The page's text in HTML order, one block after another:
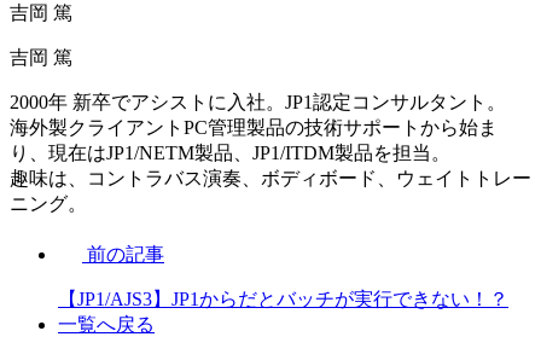
吉岡 篤
吉岡 篤
2000年 新卒でアシストに入社。JP1認定コンサルタント。
海外製クライアントPC管理製品の技術サポートから始ま
り、現在はJP1/NETM製品、JP1/ITDM製品を担当。
趣味は、コントラバス演奏、ボディボード、ウェイトトレー
ニング。
前の記事
【JP1/AJS3】JP1からだとバッチが実行できない！？
一覧へ戻る